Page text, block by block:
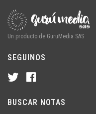
Un producto de GuruMedia SAS
SEGUINOS
BUSCAR NOTAS